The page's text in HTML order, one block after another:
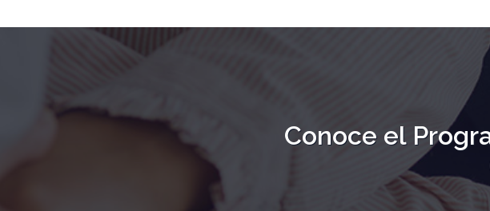
Conoce el